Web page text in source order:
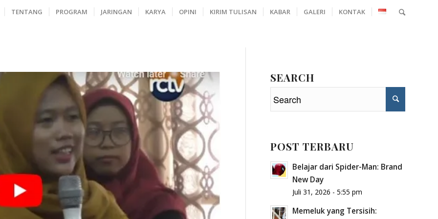
TENTANG PROGRAM JARINGAN KARYA OPINI KIRIM TULISAN KABAR GALERI KONTAK
SEARCH
POST TERBARU
Belajar dari Spider-Man: Brand
New Day
Juli 31, 2026 - 5:55 pm
Memeluk yang Tersisih: